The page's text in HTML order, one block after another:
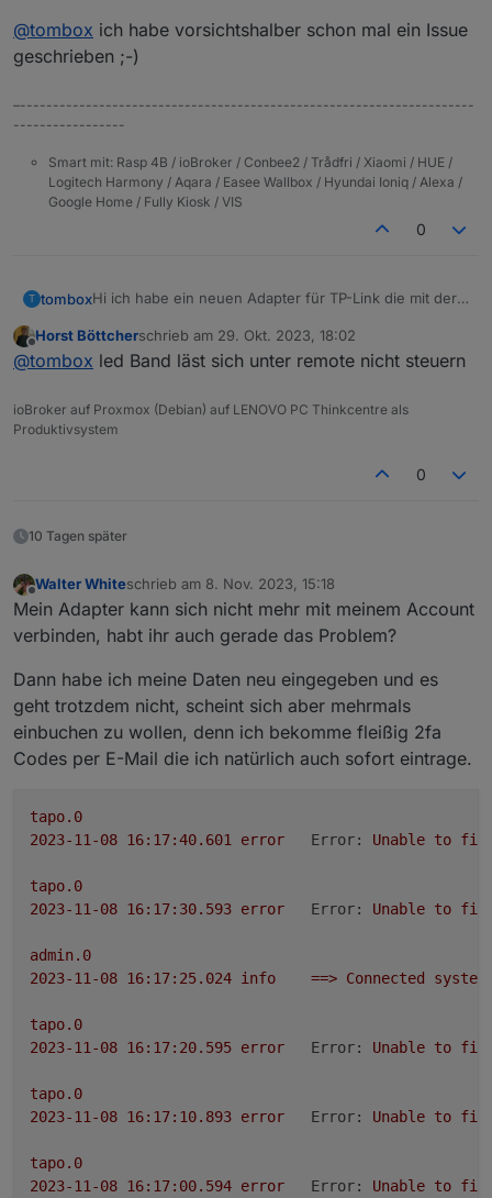
@tombox ich habe vorsichtshalber schon mal ein Issue
geschrieben ;-)
–---------------------------------------------------------------------
-----------------
Smart mit: Rasp 4B / ioBroker / Conbee2 / Trådfri / Xiaomi / HUE /
Logitech Harmony / Aqara / Easee Wallbox / Hyundai Ioniq / Alexa /
Google Home / Fully Kiosk / VIS
0
T tomboxHi ich habe ein neuen Adapter für TP-Link die mit der
Der Adapter loggt sich über die Cloud ein um alle
Geräte mit IP zu finden
manuell die IP gesetzt wird.
tapo.0.id.ip
Dann versucht er sich lokal mit username und
Password auf die Geräte zu verbinden und zu steuern.
tapo.0.id
Motion Detection funktioniert mit Stream User und
Minimum Node v14 muss installiert sein, sonst
Repo auswählen:
Loginablauf:
Die Tapo App Zugangsdaten eingeben
Steuern
tapo.0.id.remote auf true setzen steuert den
Offline
Horst Böttcherschrieb am 29. Okt. 2023, 18:02
zuletzt editiert von
@tombox led Band läst sich unter remote nicht steuern
ioBroker auf Proxmox (Debian) auf LENOVO PC Thinkcentre als
Produktivsystem
0
10 Tagen später
Offline
Walter Whiteschrieb am 8. Nov. 2023, 15:18
zuletzt editiert von
Mein Adapter kann sich nicht mehr mit meinem Account
verbinden, habt ihr auch gerade das Problem?
Dann habe ich meine Daten neu eingegeben und es
geht trotzdem nicht, scheint sich aber mehrmals
einbuchen zu wollen, denn ich bekomme fleißig 2fa
Codes per E-Mail die ich natürlich auch sofort eintrage.
tapo.0
error Error: Unable to
tapo.0
error Error: Unable to
admin.0
info ==> Connected
tapo.0
error Error: Unable to
tapo.0
error Error: Unable to
tapo.0
error Error: Unable to